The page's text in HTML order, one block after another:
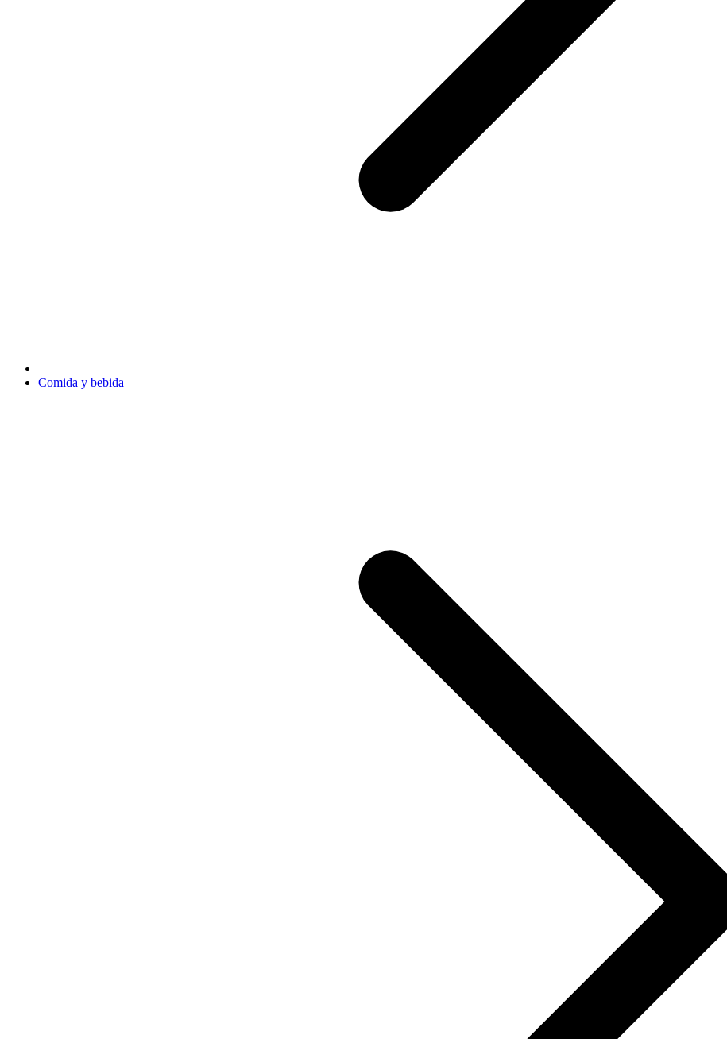
Comida y bebida